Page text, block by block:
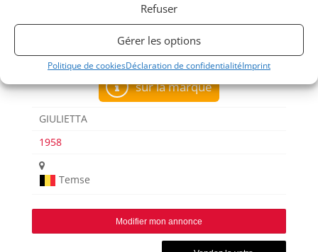
Refuser
Gérer les options
Politique de cookiesDéclaration de confidentialitéImprint
sur la marque
GIULIETTA
1958
Temse
Modifier mon annonce